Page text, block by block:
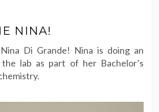
NINA!
Di Grande! Nina is doing an
lab as part of her Bachelor’s